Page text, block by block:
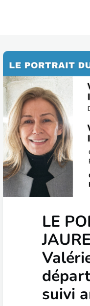
Offres d'emploi dépôt/
Clubs | Promos
LE
suivi